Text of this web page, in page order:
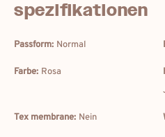
spezifikationen
Passform: Normal
Farbe: Rosa
Tex membrane: Nein